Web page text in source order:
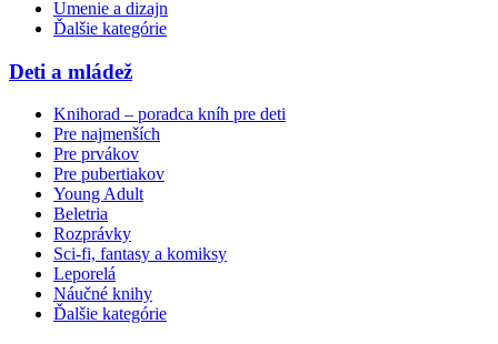
Umenie a dizajn
Ďalšie kategórie
Deti a mládež
Knihorad – poradca kníh pre deti
Pre najmenších
Pre prvákov
Pre pubertiakov
Young Adult
Beletria
Rozprávky
Sci-fi, fantasy a komiksy
Leporelá
Náučné knihy
Ďalšie kategórie